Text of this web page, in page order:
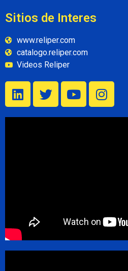
Sitios de Interes
www.reliper.com
catalogo.reliper.com
Videos Reliper